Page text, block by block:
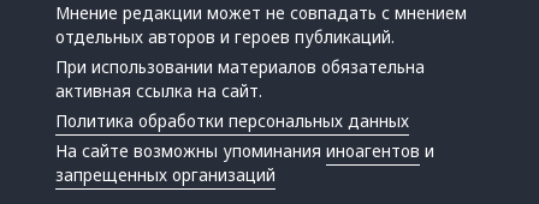
Мнение редакции может не совпадать с мнением
отдельных авторов и героев публикаций.
При использовании материалов обязательна
активная ссылка на сайт.
Политика обработки персональных данных
На сайте возможны упоминанияиноагентов и
запрещенных организаций